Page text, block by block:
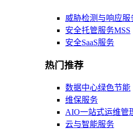
威胁检测与响应服
安全托管服务MSS
安全SaaS服务
热门推荐
数据中心绿色节能
维保服务
AIO一站式运维管
云与智能服务